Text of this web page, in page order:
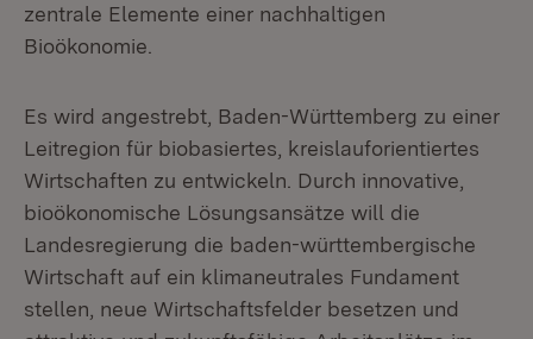
zentrale Elemente einer nachhaltigen
Bioökonomie.
Es wird angestrebt, Baden-Württemberg zu einer
Leitregion für biobasiertes, kreislauforientiertes
Wirtschaften zu entwickeln. Durch innovative,
bioökonomische Lösungsansätze will die
Landesregierung die baden-württembergische
Wirtschaft auf ein klimaneutrales Fundament
stellen, neue Wirtschaftsfelder besetzen und